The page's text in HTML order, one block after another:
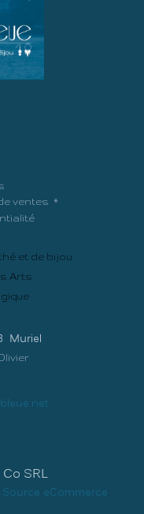
ventes *
et de bijou
Arts
Muriel
Olivier
SRL
eCommerce